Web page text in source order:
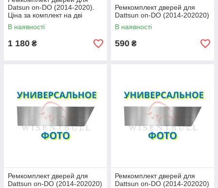
Datsun on-DO (2014-2020).
Ціна за комплект на дві
сторони
В наявності
1 180 ₴
Ремкомплект дверей для
Dattsun on-DO (2014-202020)
В наявності
590 ₴
Ремкомплект дверей для
Dattsun on-DO (2014-202020)
Ремкомплект дверей для
Dattsun on-DO (2014-202020)